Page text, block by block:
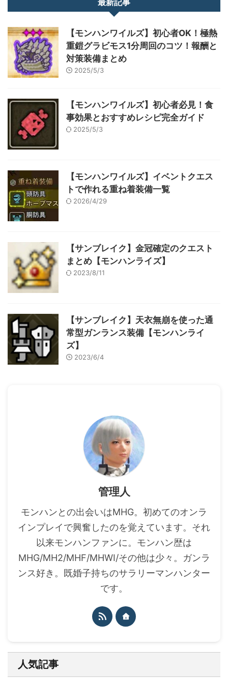
【モンハンワイルズ】初心者OK！極熱
重鎧グラビモス1分周回のコツ！報酬と
対策装備まとめ
2025/5/3
【モンハンワイルズ】初心者必見！食
事効果とおすすめレシピ完全ガイド
2025/5/3
【モンハンワイルズ】イベントクエス
トで作れる重ね着装備一覧
2026/4/29
【サンブレイク】金冠確定のクエスト
まとめ【モンハンライズ】
2023/8/11
【サンブレイク】天衣無崩を使った通
常型ガンランス装備【モンハンライ
ズ】
2023/6/4
管理人
モンハンとの出会いはMHG。初めてのオンラ
インプレイで興奮したのを覚えています。それ
以来モンハンファンに。モンハン歴は
MHG/MH2/MHF/MHWI/その他は少々。ガンラ
ンス好き。既婚子持ちのサラリーマンハンター
です。
人気記事